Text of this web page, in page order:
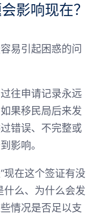
影响现在？
易引起困惑的问
往申请记录永远
果移民局后来发
错误、不完整或
影响。
现在这个签证有没
什么、为什么会发
情况是否足以支